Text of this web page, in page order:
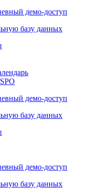
демо-доступ
базу данных
демо-доступ
базу данных
демо-доступ
базу данных